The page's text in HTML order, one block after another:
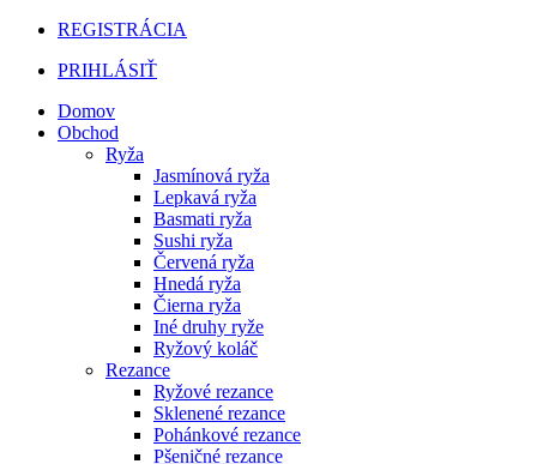
REGISTRÁCIA
PRIHLÁSIŤ
Domov
Obchod
Ryža
Jasmínová ryža
Lepkavá ryža
Basmati ryža
Sushi ryža
Červená ryža
Hnedá ryža
Čierna ryža
Iné druhy ryže
Ryžový koláč
Rezance
Ryžové rezance
Sklenené rezance
Pohánkové rezance
Pšeničné rezance